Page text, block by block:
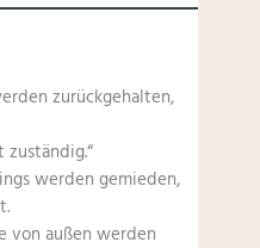
zurückgehalten,
zuständig.“
werden gemieden,
von außen werden